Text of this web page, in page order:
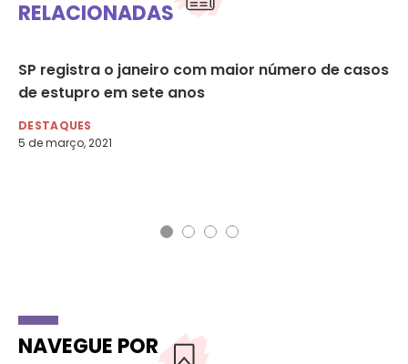
RELACIONADAS
SP registra o janeiro com maior número de casos
de estupro em sete anos
DESTAQUES
5 de março, 2021
NAVEGUE POR